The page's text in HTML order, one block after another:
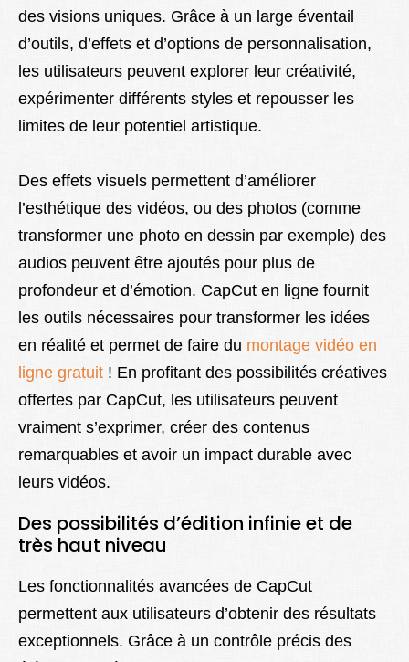
des visions uniques. Grâce à un large éventail
d’outils, d’effets et d’options de personnalisation,
les utilisateurs peuvent explorer leur créativité,
expérimenter différents styles et repousser les
limites de leur potentiel artistique.
Des effets visuels permettent d’améliorer
l’esthétique des vidéos, ou des photos (comme
transformer une photo en dessin par exemple) des
audios peuvent être ajoutés pour plus de
profondeur et d’émotion. CapCut en ligne fournit
les outils nécessaires pour transformer les idées
en réalité et permet de faire du montage vidéo en
ligne gratuit ! En profitant des possibilités créatives
offertes par CapCut, les utilisateurs peuvent
vraiment s’exprimer, créer des contenus
remarquables et avoir un impact durable avec
leurs vidéos.
Des possibilités d’édition infinie et de
très haut niveau
Les fonctionnalités avancées de CapCut
permettent aux utilisateurs d’obtenir des résultats
exceptionnels. Grâce à un contrôle précis des